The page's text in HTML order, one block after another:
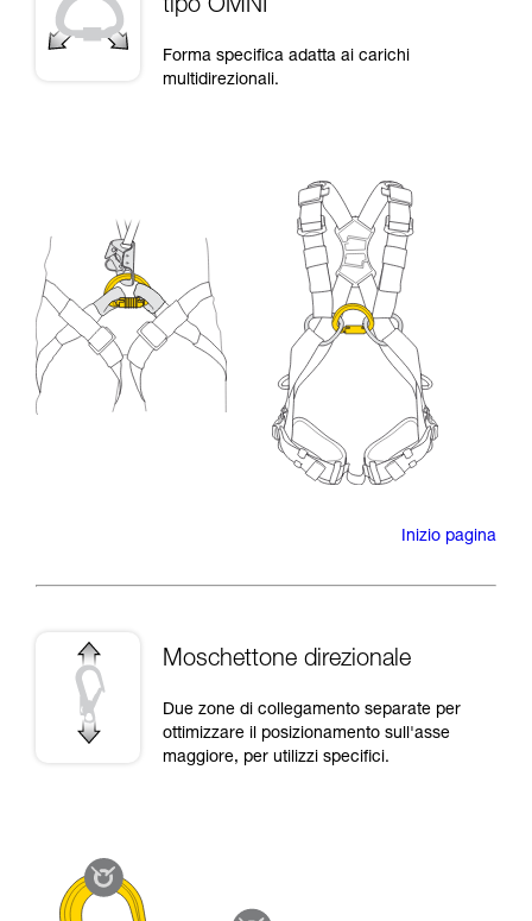
tipo OMNI
Forma specifica adatta ai carichi
multidirezionali.
Inizio pagina
Moschettone direzionale
Due zone di collegamento separate per
ottimizzare il posizionamento sull'asse
maggiore, per utilizzi specifici.